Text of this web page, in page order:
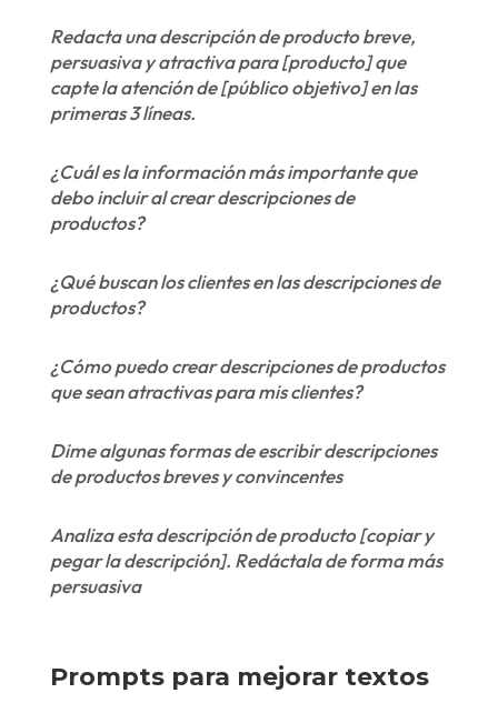
Redacta una descripción de producto breve,
persuasiva y atractiva para [producto] que
capte la atención de [público objetivo] en las
primeras 3 líneas.
¿Cuál es la información más importante que
debo incluir al crear descripciones de
productos?
¿Qué buscan los clientes en las descripciones de
productos?
¿Cómo puedo crear descripciones de productos
que sean atractivas para mis clientes?
Dime algunas formas de escribir descripciones
de productos breves y convincentes
Analiza esta descripción de producto [copiar y
pegar la descripción]. Redáctala de forma más
persuasiva
Prompts para mejorar textos